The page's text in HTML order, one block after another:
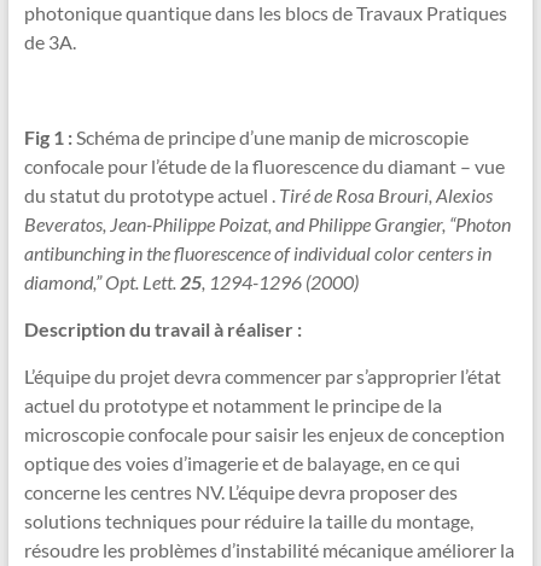
photonique quantique dans les blocs de Travaux Pratiques
de 3A.
Fig 1 :Schéma de principe d’une manip de microscopie
confocale pour l’étude de la fluorescence du diamant – vue
du statut du prototype actuel . Tiré de Rosa Brouri, Alexios
Beveratos, Jean-Philippe Poizat, and Philippe Grangier, “Photon
antibunching in the fluorescence of individual color centers in
diamond,” Opt. Lett.25, 1294-1296 (2000)
Description du travail à réaliser :
L’équipe du projet devra commencer par s’approprier l’état
actuel du prototype et notamment le principe de la
microscopie confocale pour saisir les enjeux de conception
optique des voies d’imagerie et de balayage, en ce qui
concerne les centres NV. L’équipe devra proposer des
solutions techniques pour réduire la taille du montage,
résoudre les problèmes d’instabilité mécanique améliorer la